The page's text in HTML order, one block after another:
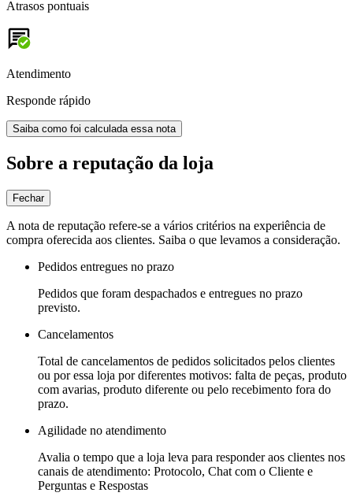
Atrasos pontuais
Atendimento
Responde rápido
Saiba como foi calculada essa nota
Sobre a reputação da loja
Fechar
A nota de reputação refere-se a vários critérios na experiência de
compra oferecida aos clientes. Saiba o que levamos a consideração.
Pedidos entregues no prazo
Pedidos que foram despachados e entregues no prazo
previsto.
Cancelamentos
Total de cancelamentos de pedidos solicitados pelos clientes
ou por essa loja por diferentes motivos: falta de peças, produto
com avarias, produto diferente ou pelo recebimento fora do
prazo.
Agilidade no atendimento
Avalia o tempo que a loja leva para responder aos clientes nos
canais de atendimento: Protocolo, Chat com o Cliente e
Perguntas e Respostas